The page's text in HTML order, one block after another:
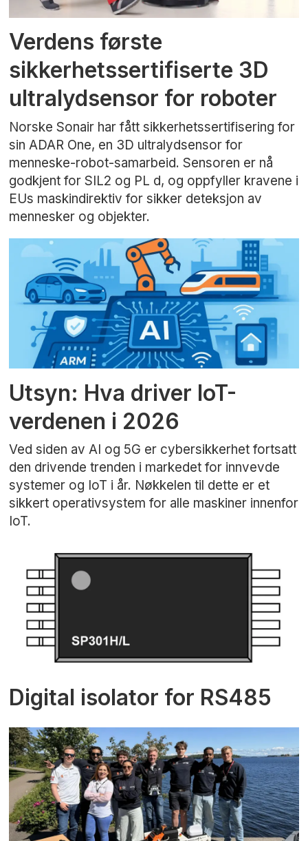
Verdens første
sikkerhetssertifiserte 3D
ultralydsensor for roboter
Norske Sonair har fått sikkerhetssertifisering for
sin ADAR One, en 3D ultralydsensor for
menneske-robot-samarbeid. Sensoren er nå
godkjent for SIL2 og PL d, og oppfyller kravene i
EUs maskindirektiv for sikker deteksjon av
mennesker og objekter.
Utsyn: Hva driver IoT-
verdenen i 2026
Ved siden av AI og 5G er cybersikkerhet fortsatt
den drivende trenden i markedet for innvevde
systemer og IoT i år. Nøkkelen til dette er et
sikkert operativsystem for alle maskiner innenfor
IoT.
Digital isolator for RS485